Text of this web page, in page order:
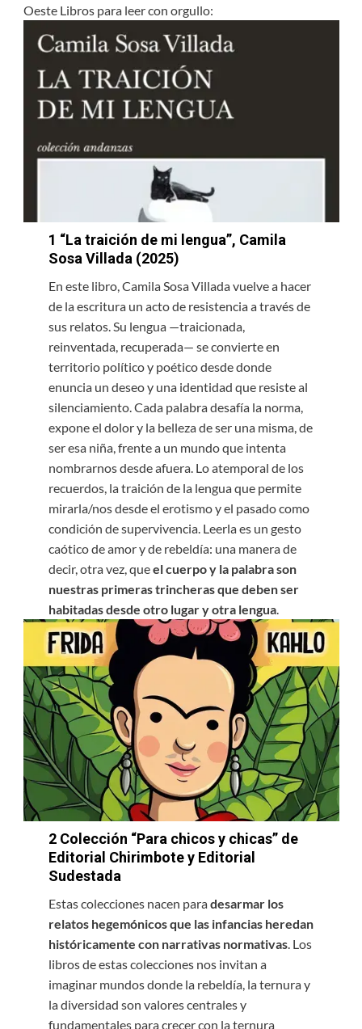
Oeste Libros para leer con orgullo:
1 “La traición de mi lengua”, Camila
Sosa Villada (2025)
En este libro, Camila Sosa Villada vuelve a hacer
de la escritura un acto de resistencia a través de
sus relatos. Su lengua —traicionada,
reinventada, recuperada— se convierte en
territorio político y poético desde donde
enuncia un deseo y una identidad que resiste al
silenciamiento. Cada palabra desafía la norma,
expone el dolor y la belleza de ser una misma, de
ser esa niña, frente a un mundo que intenta
nombrarnos desde afuera. Lo atemporal de los
recuerdos, la traición de la lengua que permite
mirarla/nos desde el erotismo y el pasado como
condición de supervivencia. Leerla es un gesto
caótico de amor y de rebeldía: una manera de
decir, otra vez, queel cuerpo y la palabra son
nuestras primeras trincheras que deben ser
habitadas desde otro lugar y otra lengua.
2 Colección “Para chicos y chicas” de
Editorial Chirimbote y Editorial
Sudestada
Estas colecciones nacen paradesarmar los
relatos hegemónicos que las infancias heredan
históricamente con narrativas normativas. Los
libros de estas colecciones nos invitan a
imaginar mundos donde la rebeldía, la ternura y
la diversidad son valores centrales y
fundamentales para crecer con la ternura